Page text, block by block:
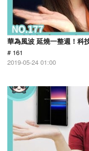
華為風波 延燒一整週！科
# 161
2019-05-24 01:00